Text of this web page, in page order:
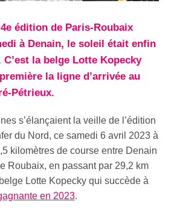
édition de Paris-Roubaix
à Denain, le soleil était enfin
la belge Lotte Kopecky
la ligne d’arrivée au
Pétrieux.
s’élançaient la veille de l’édition
du Nord, ce samedi 6 avril 2023 à
kilomètres de course entre Denain
Roubaix, en passant par 29,2 km
Lotte Kopecky qui succède à
en 2023.